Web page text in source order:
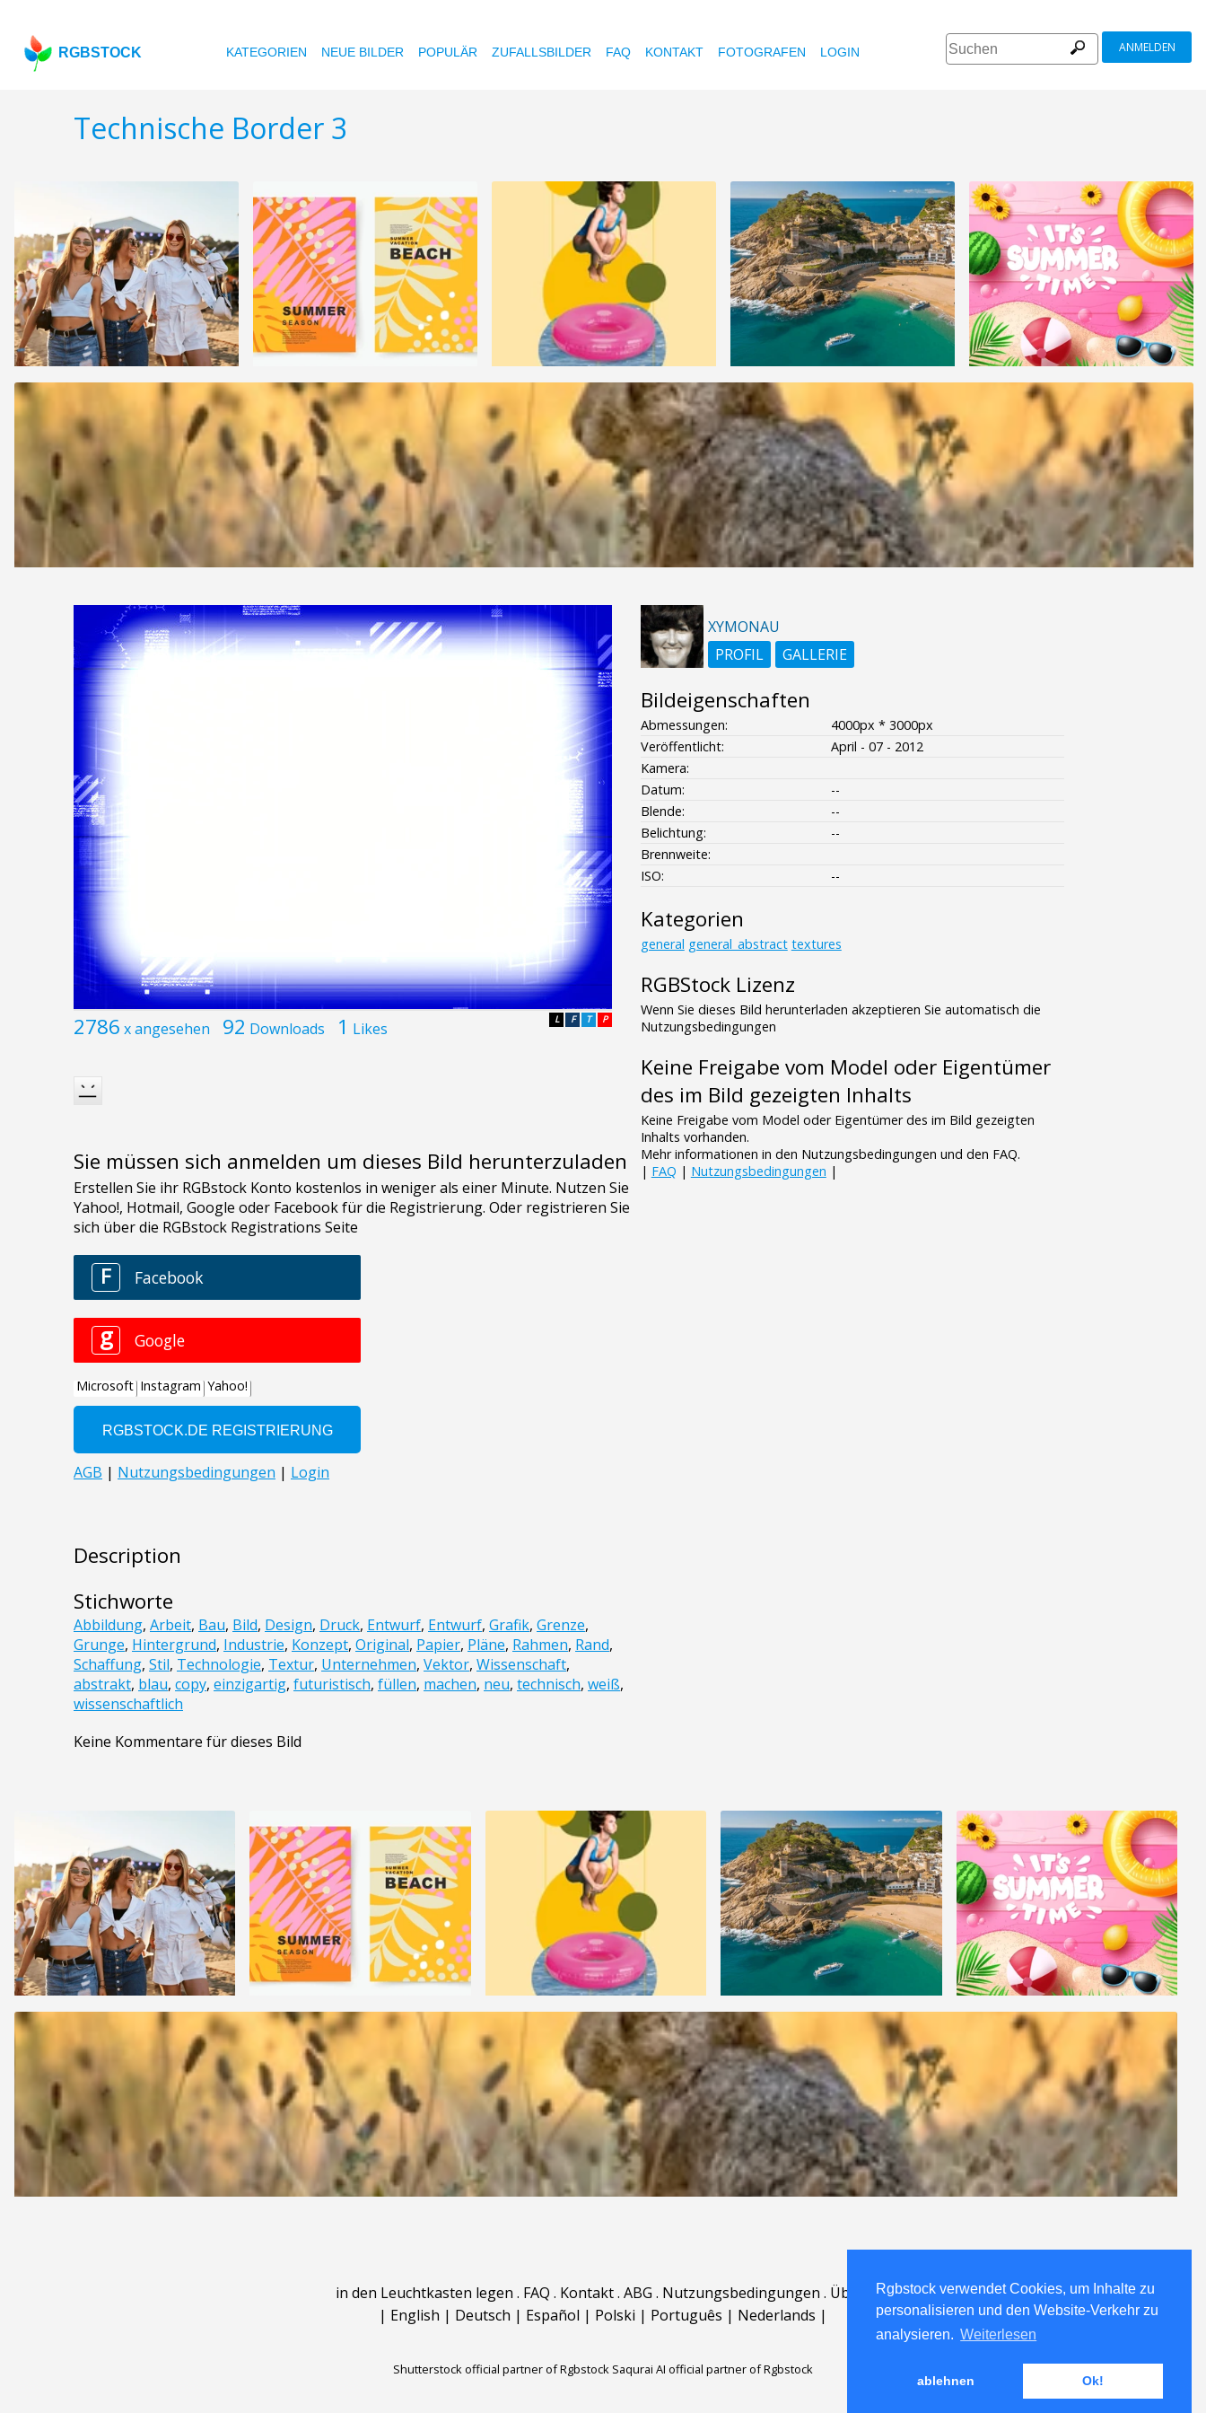
Rgbstock verwendet Cookies, um Inhalte zu
personalisieren und den Website-Verkehr zu
analysieren. Weiterlesen
ablehnen Ok!
RGBSTOCK KATEGORIEN NEUE BILDER POPULÄR ZUFALLSBILDER FAQ KONTAKT FOTOGRAFEN LOGIN ANMELDEN
Technische Border 3
2786 x angesehen 92 Downloads 1 Likes P
T
F
L
Sie müssen sich anmelden um dieses Bild herunterzuladen
Description
Stichworte
Abbildung, Arbeit, Bau, Bild, Design, Druck, Entwurf, Entwurf, Grafik, Grenze,
Grunge, Hintergrund, Industrie, Konzept, Original, Papier, Pläne, Rahmen, Rand,
Schaffung, Stil, Technologie, Textur, Unternehmen, Vektor, Wissenschaft,
abstrakt, blau, copy, einzigartig, futuristisch, füllen, machen, neu, technisch, weiß,
wissenschaftlich
Keine Kommentare für dieses Bild
XYMONAU
PROFIL
GALLERIE
Bildeigenschaften
Abmessungen:
4000px * 3000px
Veröffentlicht:
April - 07 - 2012
Kamera:
Datum:
--
Blende:
--
Belichtung:
--
Brennweite:
ISO:
--
Kategorien
general general_abstract textures
RGBStock Lizenz
Wenn Sie dieses Bild herunterladen akzeptieren Sie automatisch die
Nutzungsbedingungen
Keine Freigabe vom Model oder Eigentümer
des im Bild gezeigten Inhalts
Keine Freigabe vom Model oder Eigentümer des im Bild gezeigten
Inhalts vorhanden.
Mehr informationen in den Nutzungsbedingungen und den FAQ.
| FAQ | Nutzungsbedingungen |
in den Leuchtkasten legen . FAQ . Kontakt. ABG . Nutzungsbedingungen . Über
| English | Deutsch | Español | Polski | Português | Nederlands |
Shutterstock official partner of Rgbstock Saqurai AI official partner of Rgbstock